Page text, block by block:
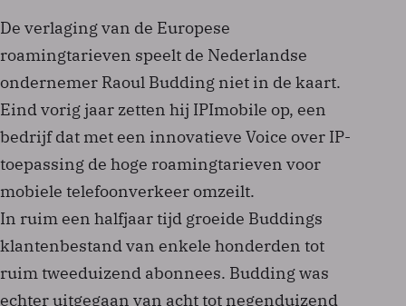
De verlaging van de Europese
roamingtarieven speelt de Nederlandse
ondernemer Raoul Budding niet in de kaart.
Eind vorig jaar zetten hij IPImobile op, een
bedrijf dat met een innovatieve Voice over IP-
toepassing de hoge roamingtarieven voor
mobiele telefoonverkeer omzeilt.
In ruim een halfjaar tijd groeide Buddings
klantenbestand van enkele honderden tot
ruim tweeduizend abonnees. Budding was
echter uitgegaan van acht tot negenduizend